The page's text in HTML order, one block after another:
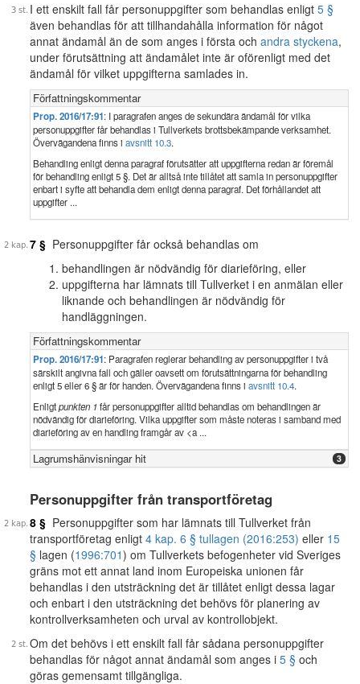
I ett enskilt fall får personuppgifter som behandlas enligt 5 §
även behandlas för att tillhandahålla information för något
annat ändamål än de som anges i första och andra styckena,
under förutsättning att ändamålet inte är oförenligt med det
ändamål för vilket uppgifterna samlades in.
Författningskommentar
Prop. 2016/17:91: I paragrafen anges de sekundära ändamål för vilka
personuppgifter får behandlas i Tullverkets brottsbekämpande verksamhet.
Övervägandena finns i avsnitt 10.3.
Behandling enligt denna paragraf förutsätter att uppgifterna redan är föremål
för behandling enligt 5 §. Det är alltså inte tillåtet att samla in personuppgifter
enbart i syfte att behandla dem enligt denna paragraf. Det förhållandet att
uppgifter ...
7 § Personuppgifter får också behandlas om
behandlingen är nödvändig för diarieföring, eller
uppgifterna har lämnats till Tullverket i en anmälan eller
liknande och behandlingen är nödvändig för
handläggningen.
Författningskommentar
Prop. 2016/17:91: Paragrafen reglerar behandling av personuppgifter i två
särskilt angivna fall och gäller oavsett om förutsättningarna för behandling
enligt 5 eller 6 § är för handen. Övervägandena finns i avsnitt 10.4.
Enligtpunkten 1 får personuppgifter alltid behandlas om behandlingen är
nödvändig för diarieföring. Vilka uppgifter som måste noteras i samband med
diarieföring av en handling framgår av <a ...
Lagrumshänvisningar hit 3
Personuppgifter från transportföretag
8 § Personuppgifter som har lämnats till Tullverket från
transportföretag enligt 4 kap. 6 § tullagen (2016:253) eller 15
§ lagen (1996:701) om Tullverkets befogenheter vid Sveriges
gräns mot ett annat land inom Europeiska unionen får
behandlas i den utsträckning det är tillåtet enligt dessa lagar
och enbart i den utsträckning det behövs för planering av
kontrollverksamheten och urval av kontrollobjekt.
Om det behövs i ett enskilt fall får sådana personuppgifter
behandlas för något annat ändamål som anges i 5 § och
göras gemensamt tillgängliga.